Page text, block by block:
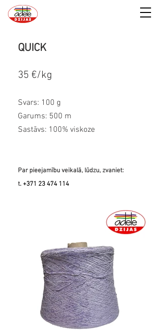
QUICK
35 €/kg
Svars: 100 g
Garums: 500 m
Sastāvs: 100% viskoze
Par pieejamību veikalā, lūdzu, zvaniet:
t. +371 23 474 114